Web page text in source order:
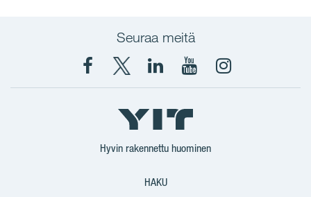
Seuraa meitä
Facebook
X
YIT
Suomi
YIT
Corporation
YIT
Corporation
Instagram
Hyvin rakennettu huominen
HAKU